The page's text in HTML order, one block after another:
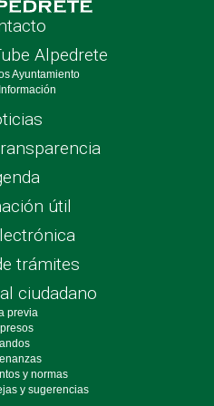
Alpedrete
Ayuntamiento
útil
trámites
ciudadano
previa
y normas
y sugerencias